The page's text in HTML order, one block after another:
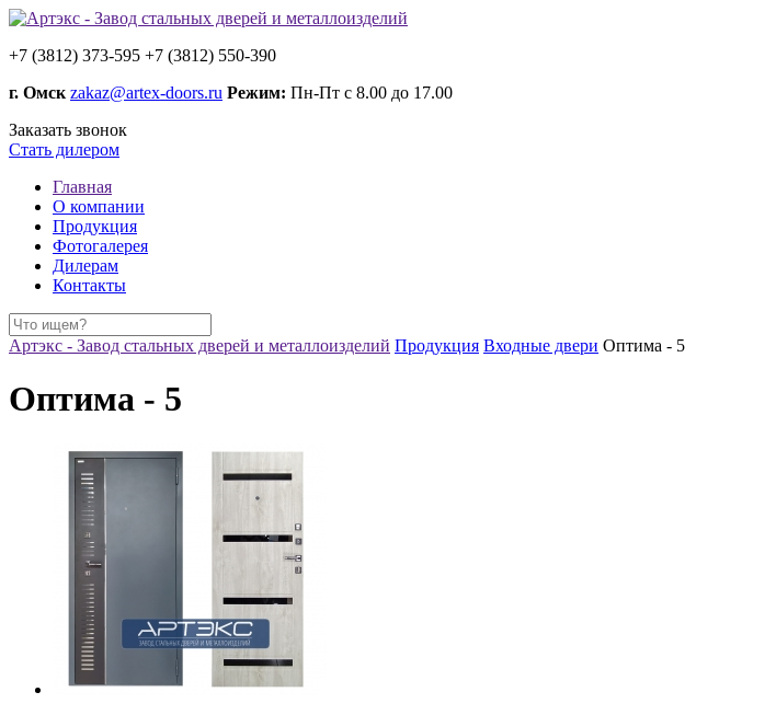
+7 (3812) 373-595 +7 (3812) 550-390
г. Омск zakaz@artex-doors.ru Режим: Пн-Пт с 8.00 до 17.00
Заказать звонок
Стать дилером
Главная
О компании
Продукция
Фотогалерея
Дилерам
Контакты
Артэкс - Завод стальных дверей и металлоизделий Продукция Входные двери Оптима - 5
Оптима - 5